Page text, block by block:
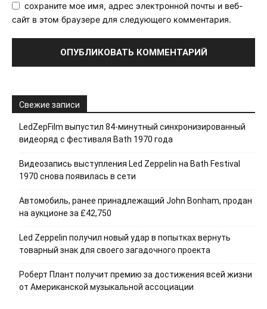
сохраните мое имя, адрес электронной почты и веб-
сайт в этом браузере для следующего комментария.
Свежие записи
LedZepFilm выпустил 84-минутный синхронизированный
видеоряд с фестиваля Bath 1970 года
Видеозапись выступления Led Zeppelin на Bath Festival
1970 снова появилась в сети
Автомобиль, ранее принадлежащий John Bonham, продан
на аукционе за £42,750
Led Zeppelin получил новый удар в попытках вернуть
товарный знак для своего загадочного проекта
Роберт Плант получит премию за достижения всей жизни
от Американской музыкальной ассоциации